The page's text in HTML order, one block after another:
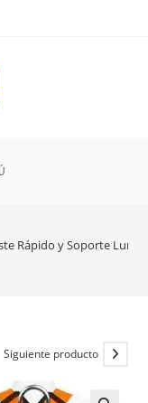
Rápido y Soporte
Siguiente producto